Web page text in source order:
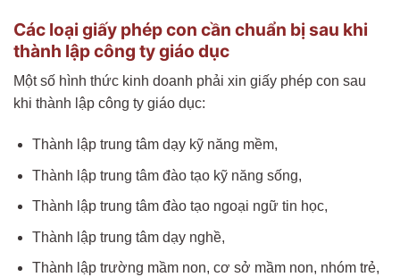
Các loại giấy phép con cần chuẩn bị sau khi
thành lập công ty giáo dục
Một số hình thức kinh doanh phải xin giấy phép con sau
khi thành lập công ty giáo dục:
Thành lập trung tâm dạy kỹ năng mềm,
Thành lập trung tâm đào tạo kỹ năng sống,
Thành lập trung tâm đào tạo ngoại ngữ tin học,
Thành lập trung tâm dạy nghề,
Thành lập trường mầm non, cơ sở mầm non, nhóm trẻ,